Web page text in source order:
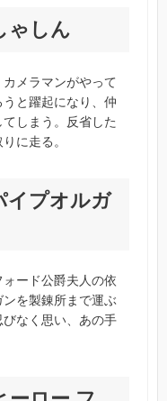
ゃしん
メラマンがやって
と躍起になり、仲
しまう。反省した
に走る。
イプオルガ
ード公爵夫人の依
を製錬所まで運ぶ
なく思い、あの手